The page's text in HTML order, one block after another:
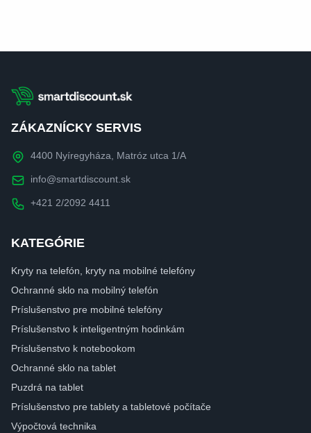
ZÁKAZNÍCKY SERVIS
4400 Nyíregyháza, Matróz utca 1/A
info@smartdiscount.sk
+421 2/2092 4411
KATEGÓRIE
Kryty na telefón, kryty na mobilné telefóny
Ochranné sklo na mobilný telefón
Príslušenstvo pre mobilné telefóny
Príslušenstvo k inteligentným hodinkám
Príslušenstvo k notebookom
Ochranné sklo na tablet
Puzdrá na tablet
Príslušenstvo pre tablety a tabletové počítače
Výpočtová technika